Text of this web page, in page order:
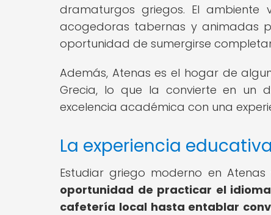
dramaturgos griegos. El ambiente
acogedoras tabernas y animadas
oportunidad de sumergirse
Además, Atenas es el hogar de
Grecia, lo que la convierte en un
excelencia académica con una
La experiencia
Estudiar griego moderno en
oportunidad de practicar el
cafetería local hasta entablar